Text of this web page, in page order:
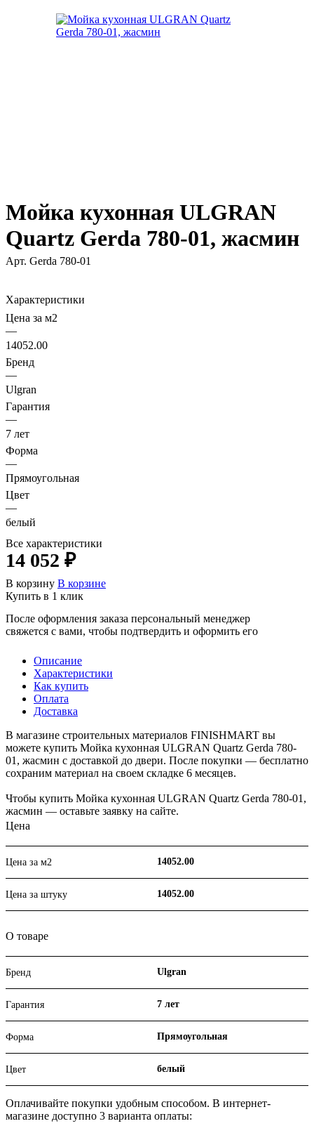
Мойка кухонная ULGRAN
Quartz Gerda 780-01, жасмин
Арт. Gerda 780-01
Характеристики
Цена за м2
—
14052.00
Бренд
—
Ulgran
Гарантия
—
7 лет
Форма
—
Прямоугольная
Цвет
—
белый
Все характеристики
14 052 ₽
В корзину В корзине
Купить в 1 клик
После оформления заказа персональный менеджер
свяжется с вами, чтобы подтвердить и оформить его
Описание
Характеристики
Как купить
Оплата
Доставка
В магазине строительных материалов FINISHMART вы
можете купить Мойка кухонная ULGRAN Quartz Gerda 780-
01, жасмин с доставкой до двери. После покупки — бесплатно
сохраним материал на своем складке 6 месяцев.
Чтобы купить Мойка кухонная ULGRAN Quartz Gerda 780-01,
жасмин — оставьте заявку на сайте.
Цена
Цена за м2 14052.00
Цена за штуку 14052.00
О товаре
Бренд Ulgran
Гарантия 7 лет
Форма Прямоугольная
Цвет белый
Оплачивайте покупки удобным способом. В интернет-
магазине доступно 3 варианта оплаты: